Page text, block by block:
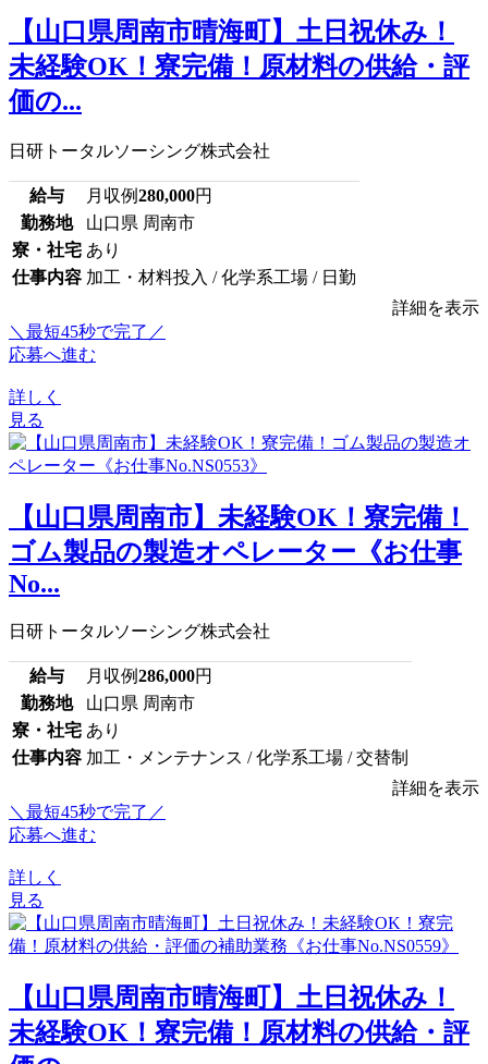
【山口県周南市晴海町】土日祝休み！
未経験OK！寮完備！原材料の供給・評
価の...
日研トータルソーシング株式会社
給与 月収例280,000円
勤務地
山口県 周南市
寮・社宅 あり
仕事内容 加工・材料投入 / 化学系工場 / 日勤
詳細を表示
＼最短45秒で完了／
応募へ進む
詳しく
見る
【山口県周南市】未経験OK！寮完備！
ゴム製品の製造オペレーター《お仕事
No...
日研トータルソーシング株式会社
給与 月収例286,000円
勤務地
山口県 周南市
寮・社宅 あり
仕事内容 加工・メンテナンス / 化学系工場 / 交替制
詳細を表示
＼最短45秒で完了／
応募へ進む
詳しく
見る
【山口県周南市晴海町】土日祝休み！
未経験OK！寮完備！原材料の供給・評